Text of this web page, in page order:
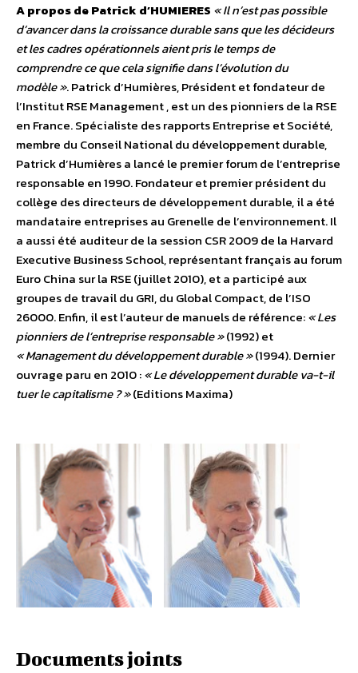
A propos de Patrick d’HUMIERES « Il n’est pas possible
d’avancer dans la croissance durable sans que les décideurs
et les cadres opérationnels aient pris le temps de
comprendre ce que cela signifie dans l’évolution du
modèle ». Patrick d’Humières, Président et fondateur de
l’Institut RSE Management , est un des pionniers de la RSE
en France. Spécialiste des rapports Entreprise et Société,
membre du Conseil National du développement durable,
Patrick d’Humières a lancé le premier forum de l’entreprise
responsable en 1990. Fondateur et premier président du
collège des directeurs de développement durable, il a été
mandataire entreprises au Grenelle de l’environnement. Il
a aussi été auditeur de la session CSR 2009 de la Harvard
Executive Business School, représentant français au forum
Euro China sur la RSE (juillet 2010), et a participé aux
groupes de travail du GRI, du Global Compact, de l’ISO
26000. Enfin, il est l’auteur de manuels de référence:« Les
pionniers de l’entreprise responsable »(1992) et
« Management du développement durable »(1994). Dernier
ouvrage paru en 2010 :« Le développement durable va-t-il
tuer le capitalisme ? »(Editions Maxima)
Documents joints